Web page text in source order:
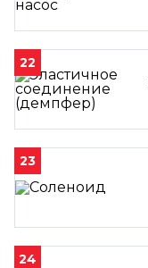
22
23
24